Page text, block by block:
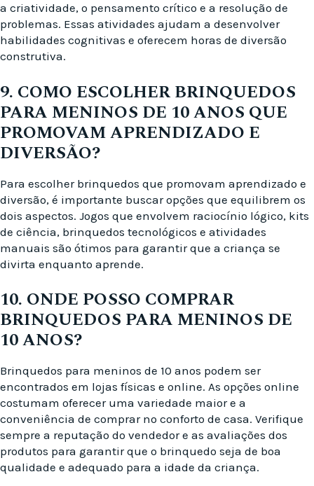
a criatividade, o pensamento crítico e a resolução de
problemas. Essas atividades ajudam a desenvolver
habilidades cognitivas e oferecem horas de diversão
construtiva.
9. COMO ESCOLHER BRINQUEDOS
PARA MENINOS DE 10 ANOS QUE
PROMOVAM APRENDIZADO E
DIVERSÃO?
Para escolher brinquedos que promovam aprendizado e
diversão, é importante buscar opções que equilibrem os
dois aspectos. Jogos que envolvem raciocínio lógico, kits
de ciência, brinquedos tecnológicos e atividades
manuais são ótimos para garantir que a criança se
divirta enquanto aprende.
10. ONDE POSSO COMPRAR
BRINQUEDOS PARA MENINOS DE
10 ANOS?
Brinquedos para meninos de 10 anos podem ser
encontrados em lojas físicas e online. As opções online
costumam oferecer uma variedade maior e a
conveniência de comprar no conforto de casa. Verifique
sempre a reputação do vendedor e as avaliações dos
produtos para garantir que o brinquedo seja de boa
qualidade e adequado para a idade da criança.